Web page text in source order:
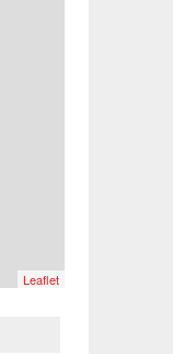
Leaflet